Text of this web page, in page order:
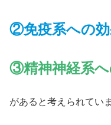
②免疫系への
③精神神経系
があると考えられてい